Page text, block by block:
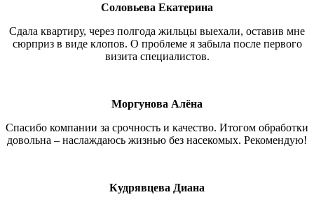
Соловьева Екатерина
Сдала квартиру, через полгода жильцы выехали, оставив мне
сюрприз в виде клопов. О проблеме я забыла после первого
визита специалистов.
Моргунова Алёна
Спасибо компании за срочность и качество. Итогом обработки
довольна – наслаждаюсь жизнью без насекомых. Рекомендую!
Кудрявцева Диана